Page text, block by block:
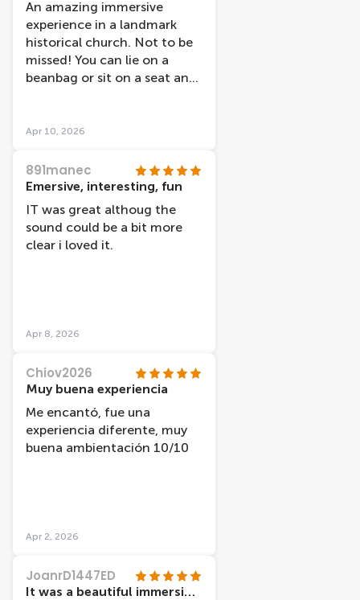
An amazing immersive
experience in a landmark
historical church. Not to be
missed! You can lie on a
beanbag or sit on a seat and
van Gogh and Rembrandt.
notch and I learned
interesting new aspects
about both painters.
Omlovrd it so much, I want
to go again!
Apr 10, 2026
891manec
Emersive, interesting, fun
IT was great althoug the
sound could be a bit more
clear i loved it.
Apr 8, 2026
Chiov2026
Muy buena experiencia
Me encantó, fue una
experiencia diferente, muy
buena ambientación 10/10
Apr 2, 2026
JoanrD1447ED
It was a beautiful immersion of paintings and light combine with information about the painters and their lives.